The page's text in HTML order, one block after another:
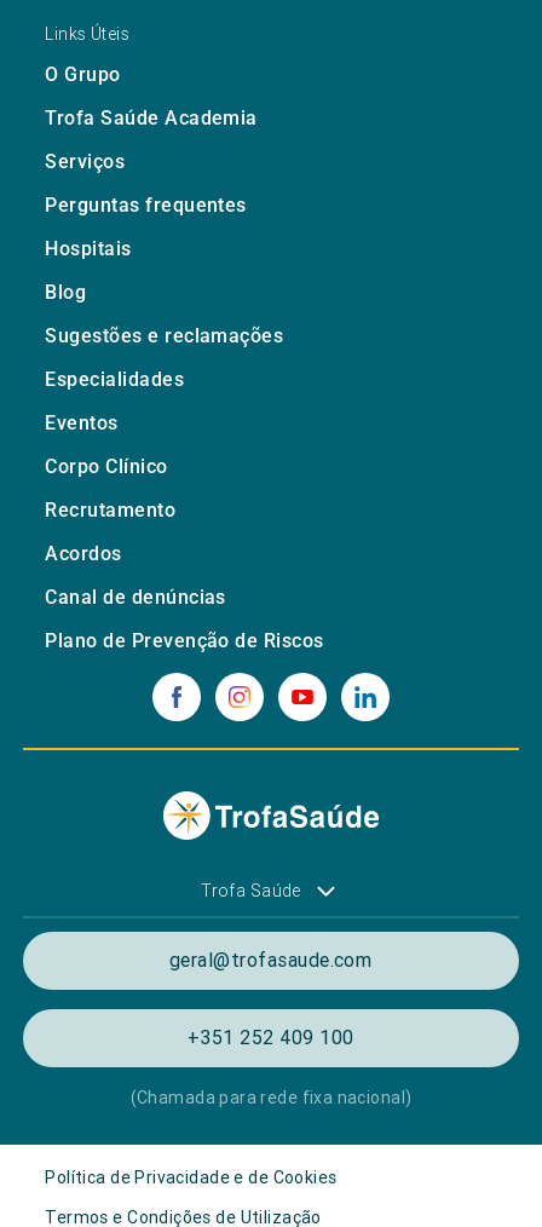
Links Úteis
O Grupo
Trofa Saúde Academia
Serviços
Perguntas frequentes
Hospitais
Blog
Sugestões e reclamações
Especialidades
Eventos
Corpo Clínico
Recrutamento
Acordos
Canal de denúncias
Plano de Prevenção de Riscos
Trofa Saúde
geral@trofasaude.com
+351 252 409 100
(Chamada para rede fixa nacional)
Política de Privacidade e de Cookies
Termos e Condições de Utilização